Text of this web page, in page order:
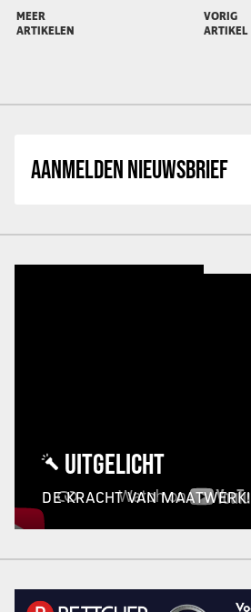
MEER
ARTIKELEN
VORIG
ARTIKEL
AANMELDEN NIEUWSBRIEF
UITGELICHT
DE KRACHT VAN MAATWERK!